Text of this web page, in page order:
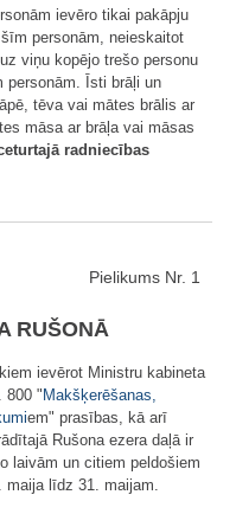
ievēro tikai pakāpju
personām, neieskaitot
viņu kopējo trešo personu
personām. Īsti brāļi un
tēva vai mātes brālis ar
māsa ar brāļa vai māsas
radniecības
Pielikums Nr. 1
RUŠONĀ
ievērot Ministru kabineta
800 " Makšķerēšanas,
em" prasības, kā arī
Rušona ezera daļā ir
laivām un citiem peldošiem
maija līdz 31. maijam.